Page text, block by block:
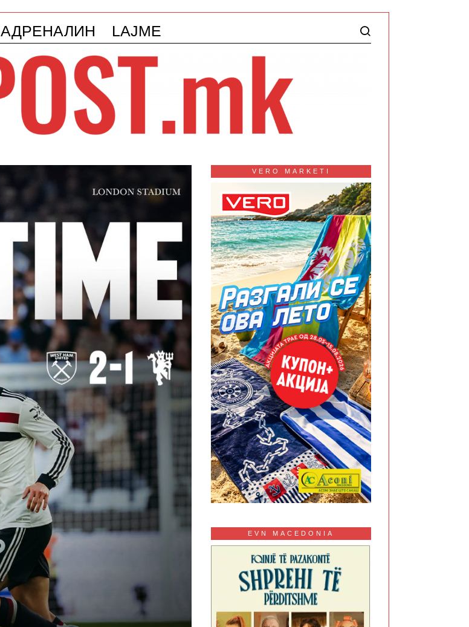
АДРЕНАЛИН LAJME
VERO MARKETI
EVN MACEDONIA